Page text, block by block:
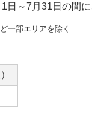
1日～7月31日の間
部エリアを除く